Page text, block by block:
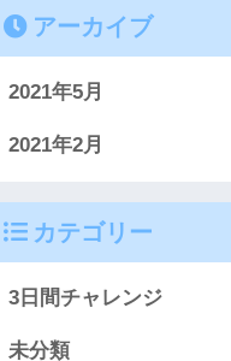
アーカイブ
2021年5月
2021年2月
カテゴリー
3日間チャレンジ
未分類